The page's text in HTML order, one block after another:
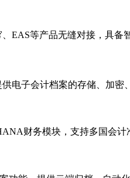
EAS等产品无缝对接，具备
电子会计档案的存储、加密
财务模块，支持多国会